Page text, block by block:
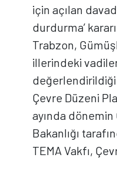
için açılan
durdurma’
Trabzon,
illerindeki
Çevre Düzeni
ayında
Bakanlığı
TEMA Vakfı,